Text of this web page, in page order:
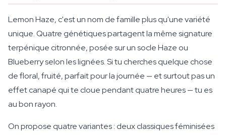
Lemon Haze, c'est un nom de famille plus qu'une variété
unique. Quatre génétiques partagent la même signature
terpénique citronnée, posée sur un socle Haze ou
Blueberry selon les lignées. Si tu cherches quelque chose
de floral, fruité, parfait pour la journée — et surtout pas un
effet canapé qui te cloue pendant quatre heures — tu es
au bon rayon.
On propose quatre variantes : deux classiques féminisées